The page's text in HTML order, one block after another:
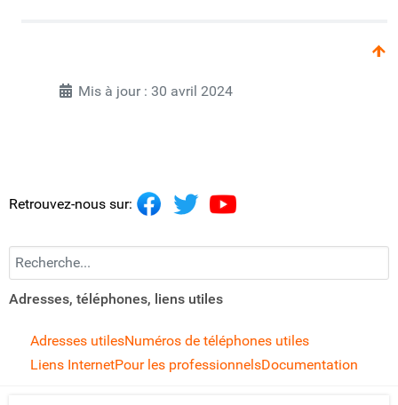
Mis à jour : 30 avril 2024
Retrouvez-nous sur:
Recherchez...
Adresses, téléphones, liens utiles
Adresses utilesNuméros de téléphones utiles
Liens InternetPour les professionnelsDocumentation